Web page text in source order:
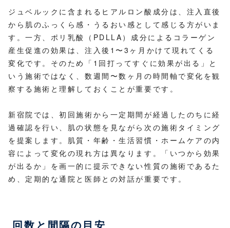
ジュベルックに含まれるヒアルロン酸成分は、注入直後
から肌のふっくら感・うるおい感として感じる方がいま
す。一方、ポリ乳酸（PDLLA）成分によるコラーゲン
産生促進の効果は、注入後1〜3ヶ月かけて現れてくる
変化です。そのため「1回打ってすぐに効果が出る」と
いう施術ではなく、数週間〜数ヶ月の時間軸で変化を観
察する施術と理解しておくことが重要です。
新宿院では、初回施術から一定期間が経過したのちに経
過確認を行い、肌の状態を見ながら次の施術タイミング
を提案します。肌質・年齢・生活習慣・ホームケアの内
容によって変化の現れ方は異なります。「いつから効果
が出るか」を画一的に提示できない性質の施術であるた
め、定期的な通院と医師との対話が重要です。
回数と間隔の目安